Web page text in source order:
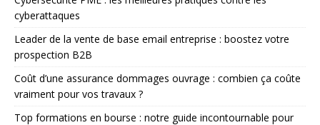
cyberattaques
Leader de la vente de base email entreprise : boostez votre
prospection B2B
Coût d’une assurance dommages ouvrage : combien ça coûte
vraiment pour vos travaux ?
Top formations en bourse : notre guide incontournable pour